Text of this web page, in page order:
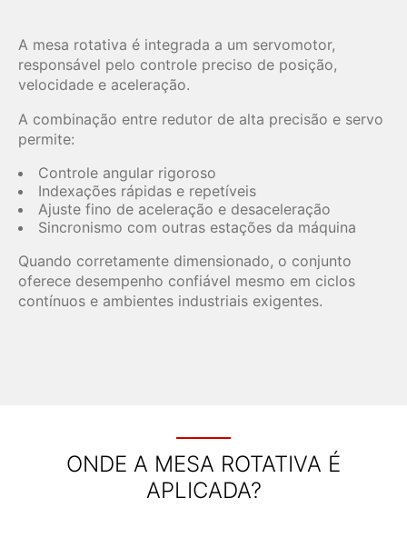
A mesa rotativa é integrada a um servomotor,
responsável pelo controle preciso de posição,
velocidade e aceleração.
A combinação entre redutor de alta precisão e servo
permite:
Controle angular rigoroso
Indexações rápidas e repetíveis
Ajuste fino de aceleração e desaceleração
Sincronismo com outras estações da máquina
Quando corretamente dimensionado, o conjunto
oferece desempenho confiável mesmo em ciclos
contínuos e ambientes industriais exigentes.
ONDE A MESA ROTATIVA É
APLICADA?